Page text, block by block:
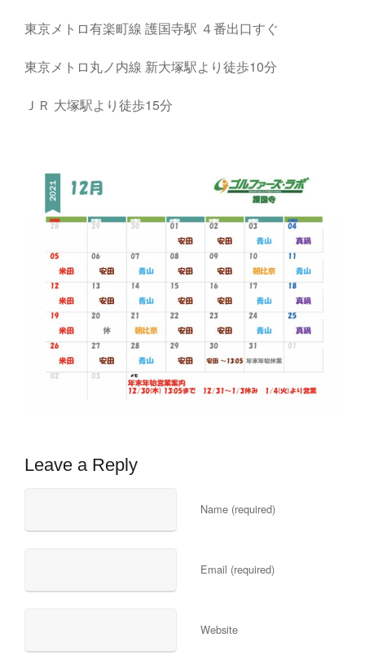
東京メトロ有楽町線 護国寺駅 ４番出口すぐ
東京メトロ丸ノ内線 新大塚駅より徒歩10分
ＪＲ 大塚駅より徒歩15分
Leave a Reply
Name (required)
Email (required)
Website